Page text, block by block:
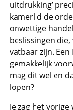
uitdrukking’
kamerlid de
onwettige
beslissingen
vatbaar zijn.
gemakkelijk
mag dit wel en
lopen?
Je zag het